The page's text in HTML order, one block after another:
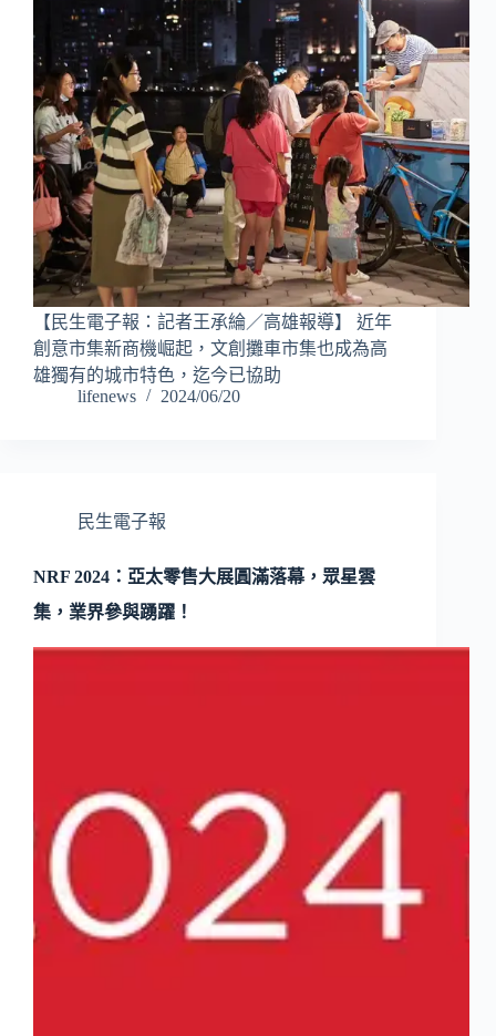
【民生電子報：記者王承綸／高雄報導】 近年
創意市集新商機崛起，文創攤車市集也成為高
雄獨有的城市特色，迄今已協助
lifenews
2024/06/20
民生電子報
NRF 2024：亞太零售大展圓滿落幕，眾星雲
集，業界參與踴躍！